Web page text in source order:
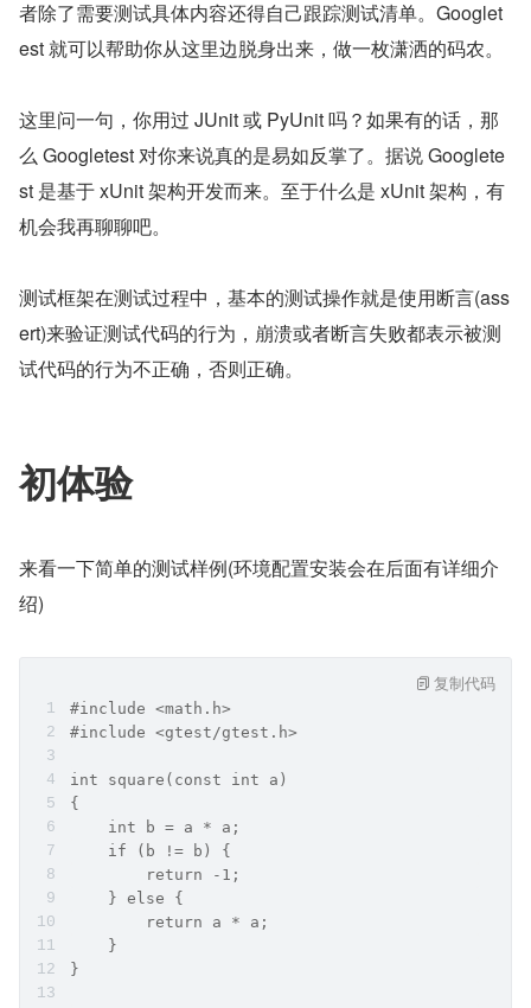
者除了需要测试具体内容还得自己跟踪测试清单。Googlet
est 就可以帮助你从这里边脱身出来，做一枚潇洒的码农。
这里问一句，你用过 JUnit 或 PyUnit 吗？如果有的话，那
么 Googletest 对你来说真的是易如反掌了。据说 Googlete
st 是基于 xUnit 架构开发而来。至于什么是 xUnit 架构，有
机会我再聊聊吧。
测试框架在测试过程中，基本的测试操作就是使用断言(ass
ert)来验证测试代码的行为，崩溃或者断言失败都表示被测
试代码的行为不正确，否则正确。
初体验
来看一下简单的测试样例(环境配置安装会在后面有详细介
绍)
#include <math.h>
#include <gtest/gtest.h>
int square(const int a)
{
    int b = a * a;
    if (b != b) {
        return -1;
    } else {
        return a * a;
    }
}
复制代码